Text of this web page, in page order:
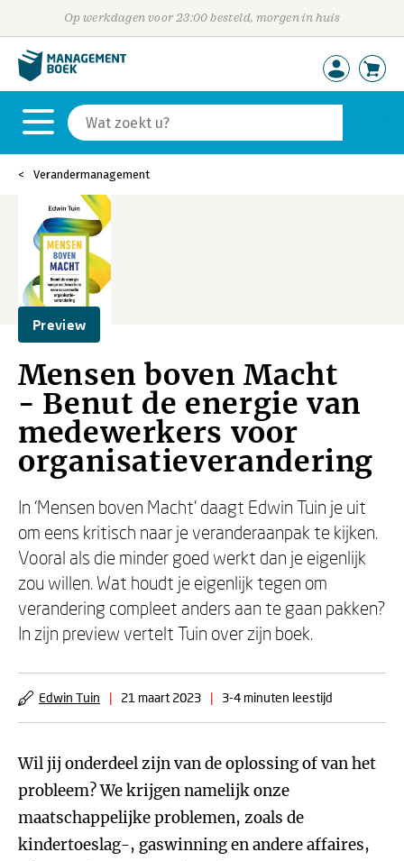
Op werkdagen voor 23:00 besteld, morgen in huis
Verandermanagement
Preview
Mensen boven Macht
- Benut de energie van
medewerkers voor
organisatieverandering
In ‘Mensen boven Macht’ daagt Edwin Tuin je uit
om eens kritisch naar je veranderaanpak te kijken.
Vooral als die minder goed werkt dan je eigenlijk
zou willen. Wat houdt je eigenlijk tegen om
verandering compleet anders aan te gaan pakken?
In zijn preview vertelt Tuin over zijn boek.
Edwin Tuin | 21 maart 2023 | 3-4 minuten leestijd
Wil jij onderdeel zijn van de oplossing of van het
probleem? We krijgen namelijk onze
maatschappelijke problemen, zoals de
kindertoeslag-, gaswinning en andere affaires,